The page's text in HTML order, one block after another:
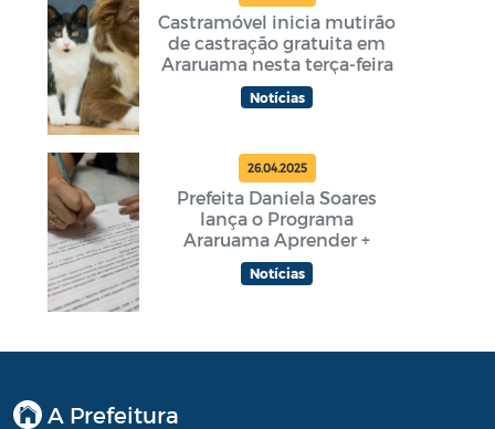
Castramóvel inicia mutirão
de castração gratuita em
Araruama nesta terça-feira
Notícias
26.04.2025
Prefeita Daniela Soares
lança o Programa
Araruama Aprender +
Notícias
A Prefeitura